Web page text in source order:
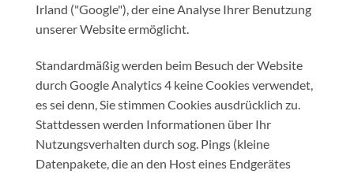
Irland ("Google"), der eine Analyse Ihrer Benutzung
unserer Website ermöglicht.
Standardmäßig werden beim Besuch der Website
durch Google Analytics 4 keine Cookies verwendet,
es sei denn, Sie stimmen Cookies ausdrücklich zu.
Stattdessen werden Informationen über Ihr
Nutzungsverhalten durch sog. Pings (kleine
Datenpakete, die an den Host eines Endgerätes